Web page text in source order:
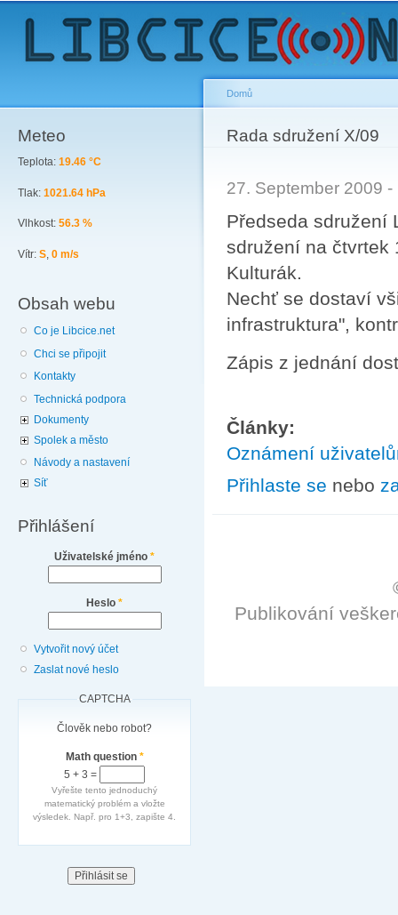
Meteo
Teplota: 19.46 °C
Tlak: 1021.64 hPa
Vlhkost: 56.3 %
Vítr: S, 0 m/s
Obsah webu
Co je Libcice.net
Chci se připojit
Kontakty
Technická podpora
Dokumenty
Spolek a město
Návody a nastavení
Síť
Přihlášení
Uživatelské jméno *
Heslo *
Vytvořit nový účet
Zaslat nové heslo
CAPTCHA
Člověk nebo robot?
Math question *
5 + 3 =
Vyřešte tento jednoduchý
matematický problém a vložte
výsledek. Např. pro 1+3, zapište 4.
You are here
Domů
Rada sdružení X/09
27. September 2009
Předseda sdružení
sdružení na čtvrtek
Kulturák.
Nechť se dostaví
infrastruktura",
Zápis z jednání
Články:
Oznámení
Přihlaste se nebo
Publikování